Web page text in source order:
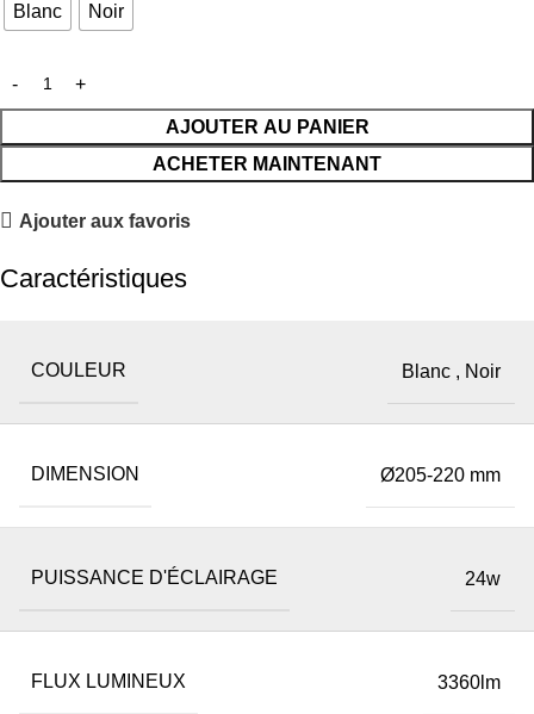
Blanc Noir
AJOUTER AU PANIER
ACHETER MAINTENANT
Ajouter aux favoris
Caractéristiques
COULEUR Blanc , Noir
DIMENSION Ø205-220 mm
PUISSANCE D'ÉCLAIRAGE 24w
FLUX LUMINEUX 3360lm